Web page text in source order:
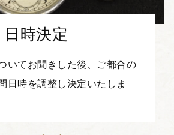
日時決定
いてお聞きした後、ご都合の
日時を調整し決定いたしま